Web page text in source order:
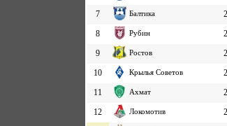
7
Балтика 2
8
Рубин 2
9
Ростов 2
10
Крылья Советов 2
11
Ахмат 2
12
Локомотив 2